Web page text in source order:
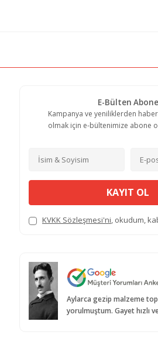
E-Bülten
Kampanya ve yeniliklerden
olmak için e-bültenimize abone
KAYIT OL
KVKK Sözleşmesi'ni, okudum,
Aylarca gezip malzeme
yorulmuştum. Gayet hızlı